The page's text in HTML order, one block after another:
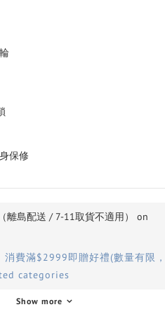
保修
離島配送 / 7-11取貨不適用） on
費滿$2999即贈好禮(數量有限，
categories
Show more